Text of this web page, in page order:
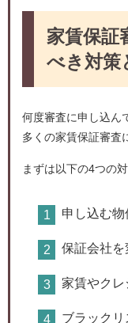
家賃保証
べき対策
何度審査に申し込ん
多くの家賃保証審査
まずは以下の4つの
申し込む
保証会社を
家賃やク
ブラック